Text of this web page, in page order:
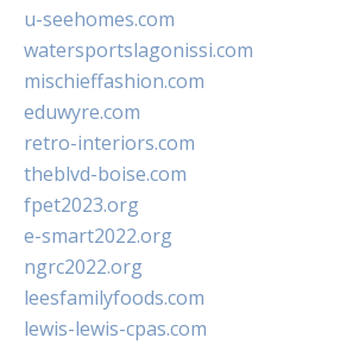
u-seehomes.com
watersportslagonissi.com
mischieffashion.com
eduwyre.com
retro-interiors.com
theblvd-boise.com
fpet2023.org
e-smart2022.org
ngrc2022.org
leesfamilyfoods.com
lewis-lewis-cpas.com